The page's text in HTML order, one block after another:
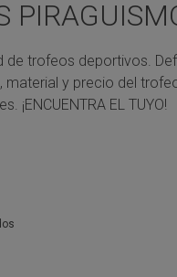
de trofeos deportivos.
y precio del
¡ENCUENTRA EL TUYO!